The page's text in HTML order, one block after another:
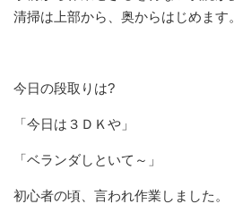
清掃は上部から、奥からはじめます。
今日の段取りは?
「今日は３ＤＫや」
「ベランダしといて～」
初心者の頃、言われ作業しました。